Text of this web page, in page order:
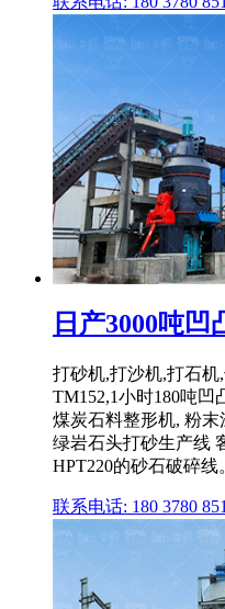
日产3000吨
打砂机,打沙机,打石
TM152,1小时180吨凹
煤炭石料整形机, 粉末
绿岩石头打砂生产线
HPT220的砂石破碎线
联系电话: 180 3780